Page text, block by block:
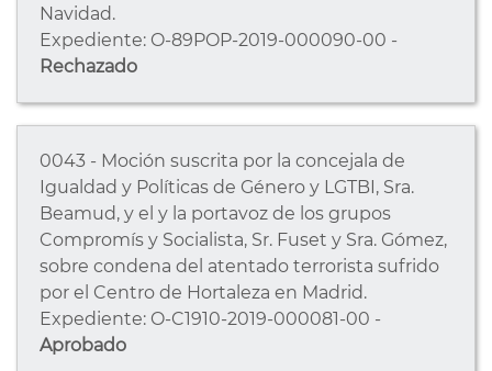
Navidad.
Expediente: O-89POP-2019-000090-00 -
Rechazado
0043 - Moción suscrita por la concejala de
Igualdad y Políticas de Género y LGTBI, Sra.
Beamud, y el y la portavoz de los grupos
Compromís y Socialista, Sr. Fuset y Sra. Gómez,
sobre condena del atentado terrorista sufrido
por el Centro de Hortaleza en Madrid.
Expediente: O-C1910-2019-000081-00 -
Aprobado